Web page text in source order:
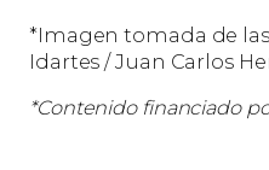
*Imagen tomada de
Idartes / Juan Carlos
*Contenido financiado